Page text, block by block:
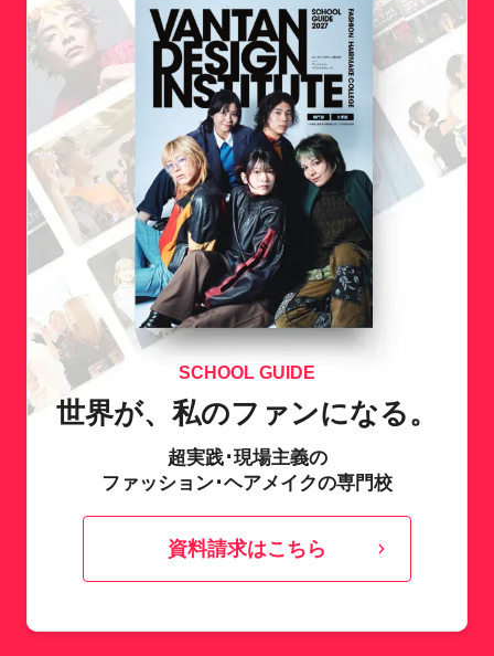
SCHOOL GUIDE
世界が、私のファンになる。
超実践･現場主義の
ファッション･ヘアメイクの専門校
資料請求はこちら